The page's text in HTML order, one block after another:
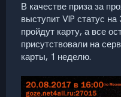
В качестве приза за
выступит VIP статус
пройдут карту, а все
присутствовали на
карты, 1 неделю.